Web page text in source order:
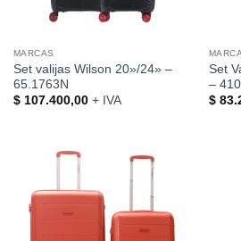
MARCAS
Set valijas Wilson 20»/24» –
65.1763N
$107.400,00+ IVA
Set
–
$